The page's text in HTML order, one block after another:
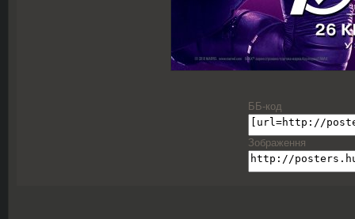
ББ-код
Зображення